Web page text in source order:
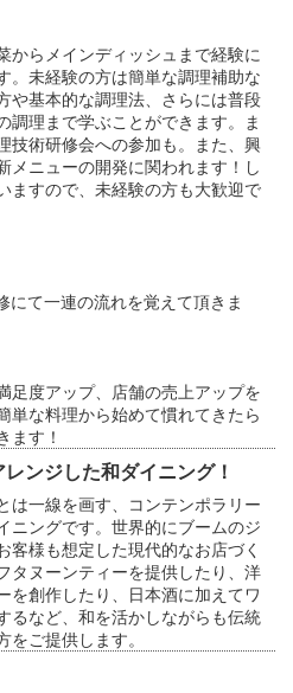
からメインディッシュまで経験に
。未経験の方は簡単な調理補助な
や基本的な調理法、さらには普段
調理まで学ぶことができます。ま
技術研修会への参加も。また、興
メニューの開発に関われます！し
ますので、未経験の方も大歓迎で
て一連の流れを覚えて頂きま
足度アップ、店舗の売上アップを
単な料理から始めて慣れてきたら
ます！
ンジした和ダイニング！
は一線を画す、コンテンポラリー
ニングです。世界的にブームのジ
客様も想定した現代的なお店づく
タヌーンティーを提供したり、洋
を創作したり、日本酒に加えてワ
るなど、和を活かしながらも伝統
ご提供します。